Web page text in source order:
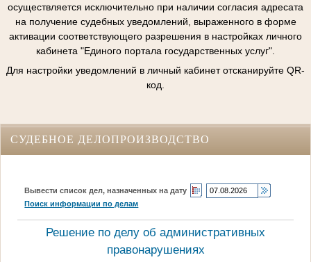
осуществляется исключительно при наличии согласия адресата
на получение судебных уведомлений, выраженного в форме
активации соответствующего разрешения в настройках личного
кабинета "Единого портала государственных услуг".
Для настройки уведомлений в личный кабинет отсканируйте QR-
код.
СУДЕБНОЕ ДЕЛОПРОИЗВОДСТВО
Вывести список дел, назначенных на дату
Поиск информации по делам
Решение по делу об административных
правонарушениях